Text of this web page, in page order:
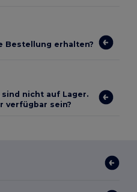
Bestellung erhalten?
nicht auf Lager.
verfügbar sein?